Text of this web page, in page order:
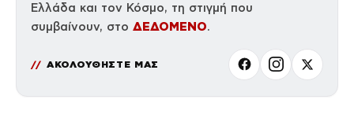
Ελλάδα και τον Κόσμο, τη στιγμή που
συμβαίνουν, στο ΔΕΔΟΜΕΝΟ.
ΑΚΟΛΟΥΘΗΣΤΕ ΜΑΣ